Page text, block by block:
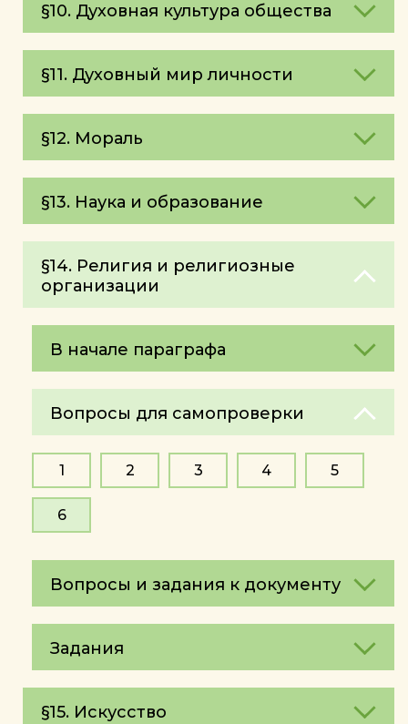
§10. Духовная культура общества
§11. Духовный мир личности
§12. Мораль
§13. Наука и образование
§14. Религия и религиозные
организации
В начале параграфа
Вопросы для самопроверки
1 2 3 4 5
6
Вопросы и задания к документу
Задания
§15. Искусство